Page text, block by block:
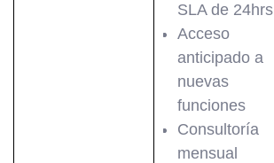
SLA de 24hrs
Acceso
anticipado a
nuevas
funciones
Consultoría
mensual